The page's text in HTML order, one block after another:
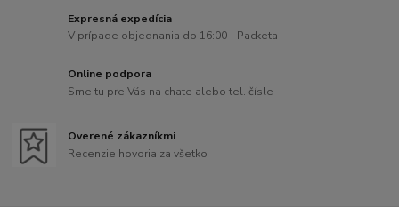
Expresná expedícia
V prípade objednania do 16:00 - Packeta
Online podpora
Sme tu pre Vás na chate alebo tel. čísle
Overené zákazníkmi
Recenzie hovoria za všetko